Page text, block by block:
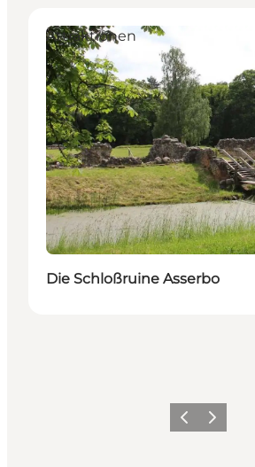
Attraktionen
Die Schloßruine Asserbo
ZurückWeiter